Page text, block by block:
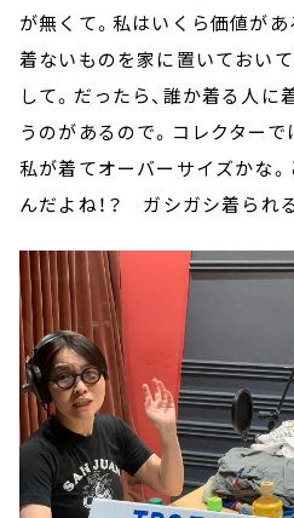
が無くて。私はいくら価値があ
着ないものを家に置いておい
して。だったら、誰か着る人
うのがあるので。コレクター
私が着てオーバーサイズかな
んだよね！？ ガシガシ着られ